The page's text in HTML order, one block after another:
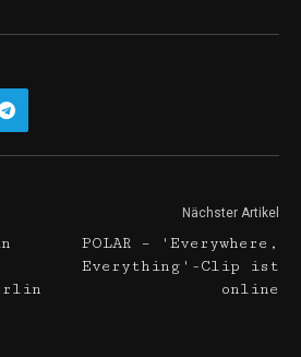
Nächster Artikel
POLAR – 'Everywhere,
Everything'-Clip ist
online